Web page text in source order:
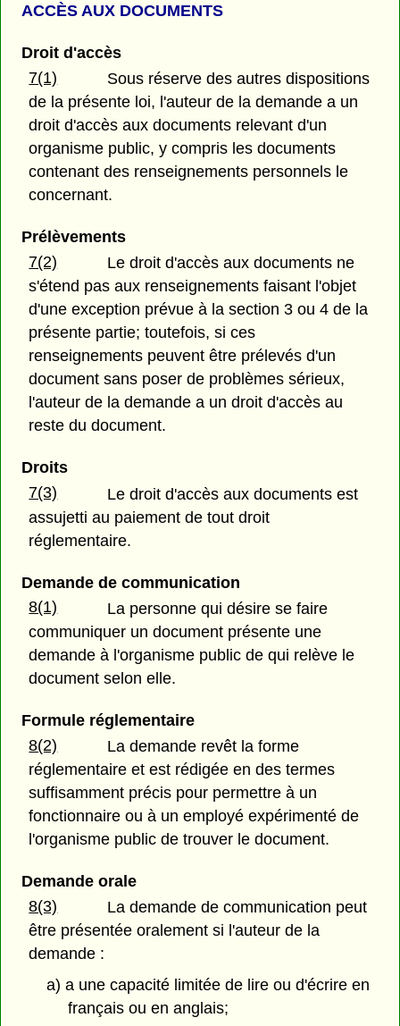
ACCÈS AUX DOCUMENTS
Droit d'accès
7(1)
Sous réserve des autres dispositions
de la présente loi, l'auteur de la demande a un
droit d'accès aux documents relevant d'un
organisme public, y compris les documents
contenant des renseignements personnels le
concernant.
Prélèvements
7(2)
Le droit d'accès aux documents ne
s'étend pas aux renseignements faisant l'objet
d'une exception prévue à la section 3 ou 4 de la
présente partie; toutefois, si ces
renseignements peuvent être prélevés d'un
document sans poser de problèmes sérieux,
l'auteur de la demande a un droit d'accès au
reste du document.
Droits
7(3)
Le droit d'accès aux documents est
assujetti au paiement de tout droit
réglementaire.
Demande de communication
8(1)
La personne qui désire se faire
communiquer un document présente une
demande à l'organisme public de qui relève le
document selon elle.
Formule réglementaire
8(2)
La demande revêt la forme
réglementaire et est rédigée en des termes
suffisamment précis pour permettre à un
fonctionnaire ou à un employé expérimenté de
l'organisme public de trouver le document.
Demande orale
8(3)
La demande de communication peut
être présentée oralement si l'auteur de la
demande :
a) a une capacité limitée de lire ou d'écrire en
français ou en anglais;